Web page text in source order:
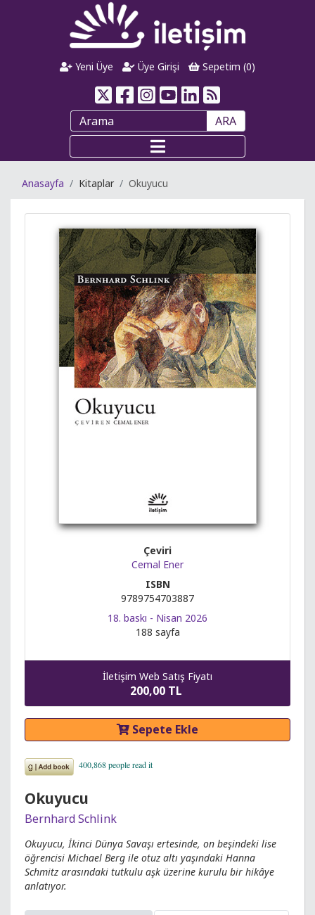
Yeni Üye Üye Girişi Sepetim (0)
ARA
Anasayfa Kitaplar Okuyucu
Çeviri
Cemal Ener
ISBN
9789754703887
18. baskı - Nisan 2026
188 sayfa
İletişim Web Satış Fiyatı
200,00 TL
Sepete Ekle
Okuyucu
Bernhard Schlink
Okuyucu, İkinci Dünya Savaşı ertesinde, on beşindeki lise
öğrencisi Michael Berg ile otuz altı yaşındaki Hanna
Schmitz arasındaki tutkulu aşk üzerine kurulu bir hikâye
anlatıyor.